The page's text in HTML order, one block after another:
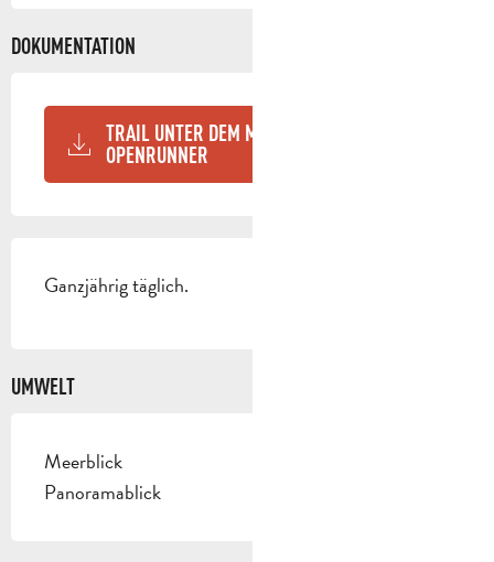
DOKUMENTATION
TRAIL UNTER DEM MONT JULIEN -
OPENRUNNER
Ganzjährig täglich.
UMWELT
Meerblick
Panoramablick